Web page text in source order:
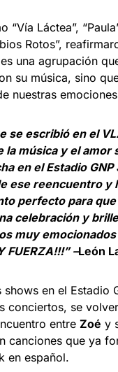
“Vía Láctea”,
Rotos”,
una agrupación
su música, sino
nuestras
se escribió en el
la música y el amor
en el Estadio
ese reencuentro y
perfecto para
celebración y
muy
FUERZA!!!” –León
en el Estadio
conciertos, se
entre Zoé y
canciones que ya
en español.